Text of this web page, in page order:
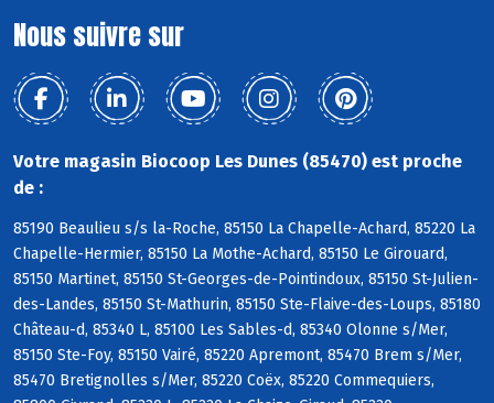
Nous suivre sur
Votre magasin Biocoop Les Dunes (85470) est proche
de :
85190 Beaulieu s/s la-Roche, 85150 La Chapelle-Achard, 85220 La
Chapelle-Hermier, 85150 La Mothe-Achard, 85150 Le Girouard,
85150 Martinet, 85150 St-Georges-de-Pointindoux, 85150 St-Julien-
des-Landes, 85150 St-Mathurin, 85150 Ste-Flaive-des-Loups, 85180
Château-d, 85340 L, 85100 Les Sables-d, 85340 Olonne s/Mer,
85150 Ste-Foy, 85150 Vairé, 85220 Apremont, 85470 Brem s/Mer,
85470 Bretignolles s/Mer, 85220 Coëx, 85220 Commequiers,